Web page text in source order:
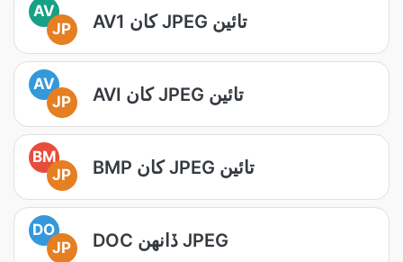
AV
JP
AV1 کان JPEG تائين
AV
JP
AVI کان JPEG تائين
BM
JP
BMP کان JPEG تائين
DO
JP
DOC ڏانھن JPEG